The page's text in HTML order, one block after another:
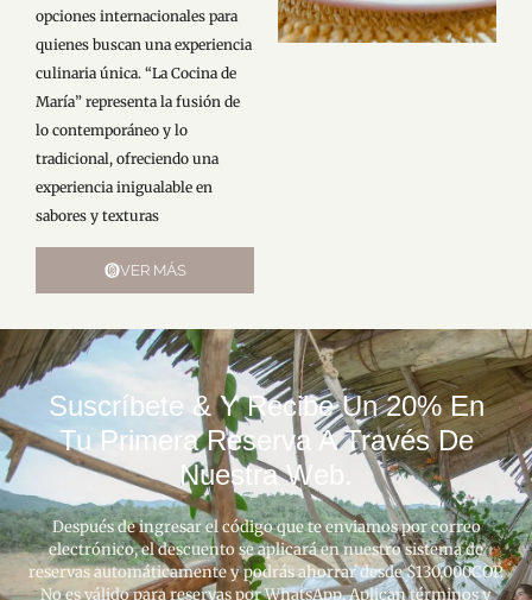
opciones internacionales para
quienes buscan una experiencia
culinaria única. “La Cocina de
María” representa la fusión de
lo contemporáneo y lo
tradicional, ofreciendo una
experiencia inigualable en
sabores y texturas
VER MÁS
Suscríbete & Y Recibe Un 20% En
Tu Primera Reserva A Través De
Nuestra Web.
Después de ingresar el código que te enviamos por correo
electrónico, el descuento se aplicará en nuestro sistema de
reservas automáticamente y podrás ahorrar desde $130,000COP.
No es válido para reservas por WhatsApp. Aplican términos y